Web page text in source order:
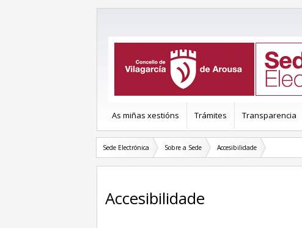
As miñas xestións Trámites Transparencia
Sede Electrónica Sobre a Sede Accesibilidade
Accesibilidade